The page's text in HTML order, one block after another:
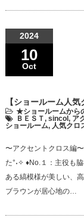
2024
10
Oct
【ショールーム人気
★ショールームから
ＢＥＳＴ, sincol, ア
ショールーム, 人気クロ
〜アクセントクロス編
た°˖✧ ♦No.１：主役も
ある縞模様が美しい、
ブラウンが居心地の…